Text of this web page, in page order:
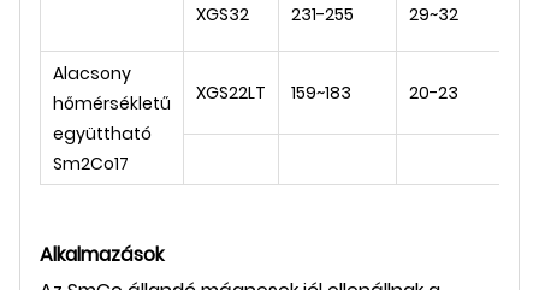
XGS32 231-255 29~32
Alacsony
hőmérsékletű
együttható
Sm2Co17
XGS22LT 159~183 20-23
Alkalmazások